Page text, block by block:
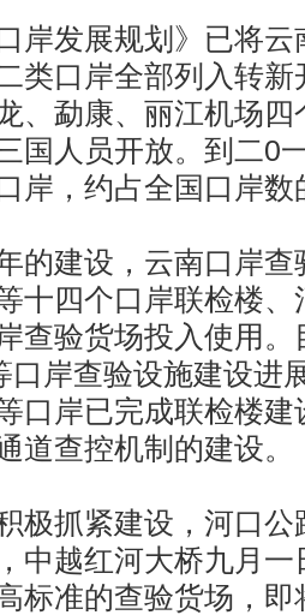
岸发展规划》已将
类口岸全部列入转
、勐康、丽江机场
国人员开放。到二0
岸，约占全国口岸数
的建设，云南口岸
十四个口岸联检楼
查验货场投入使用
口岸查验设施建设进
口岸已完成联检楼
道查控机制的建设。
极抓紧建设，河口
中越红河大桥九月
标准的查验货场，